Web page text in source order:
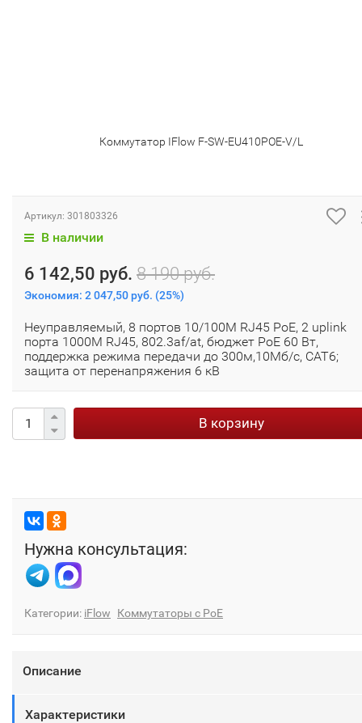
Коммутатор IFlow F-SW-EU410POE-V/L
Артикул: 301803326
В наличии
6 142,50 руб. 8 190 руб.
Экономия: 2 047,50 руб. (25%)
Неуправляемый, 8 портов 10/100M RJ45 PoE, 2 uplink
порта 1000М RJ45, 802.3af/at, бюджет PoE 60 Вт,
поддержка режима передачи до 300м,10Мб/с, CAT6;
защита от перенапряжения 6 кВ
В корзину
Нужна консультация:
Категории: iFlow Коммутаторы с PoE
Описание
Характеристики